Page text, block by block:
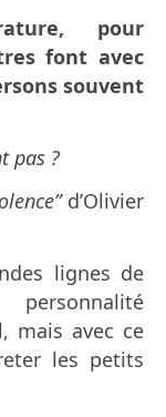
pour
font avec
souvent
pas ?
d’Olivier
lignes de
mais avec ce
les petits